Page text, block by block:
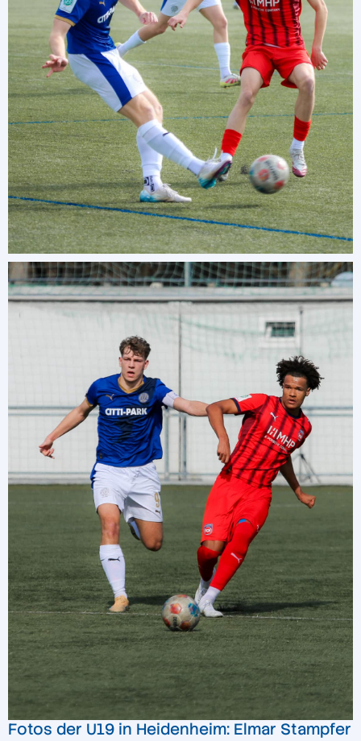
Fotos der U19 in Heidenheim: Elmar Stampfer